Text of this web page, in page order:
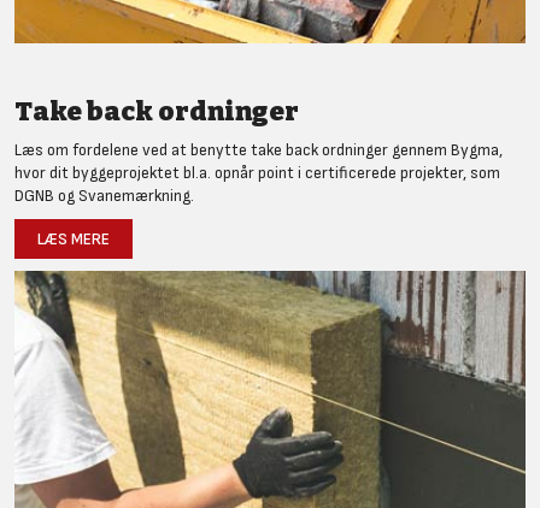
Take back ordninger
Læs om fordelene ved at benytte take back ordninger gennem Bygma,
hvor dit byggeprojektet bl.a. opnår point i certificerede projekter, som
DGNB og Svanemærkning.
LÆS MERE